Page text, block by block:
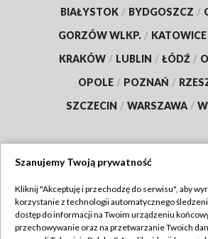
BIAŁYSTOK / BYDGOSZCZ /
GORZÓW WLKP. / KATOWICE
KRAKÓW / LUBLIN / ŁÓDŹ /
OPOLE / POZNAŃ /
SZCZECIN / WARSZAWA /
TVP
Abonament TVP
Regulamin TVP
Szanujemy Twoją prywatność
Kliknij "Akceptuję i przechodzę do serwisu", aby
korzystanie z technologii automatycznego
dostęp do informacji na Twoim urządzeniu
przechowywanie oraz na przetwarzanie Twoich